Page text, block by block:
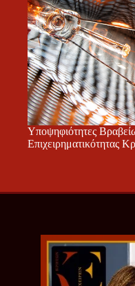
Υποψηφιότητες
Επιχειρηματικότητας